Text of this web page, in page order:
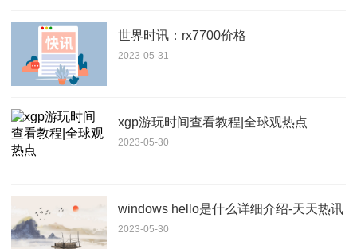
世界时讯：rx7700价格
2023-05-31
xgp游玩时间查看教程|全球观热点
2023-05-30
windows hello是什么详细介绍-天天热讯
2023-05-30